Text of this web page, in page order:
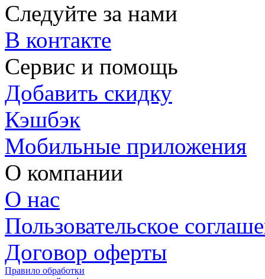
Следуйте за нами
В контакте
Сервис и помощь
Добавить скидку
Кэшбэк
Мобильные приложения
О компании
О нас
Пользовательское
Договор оферты
Правило обработки